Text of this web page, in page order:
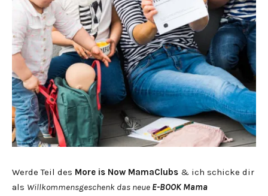
Werde Teil des More is Now MamaClubs & ich schicke dir
als Willkommensgeschenk das neue E-BOOK Mama